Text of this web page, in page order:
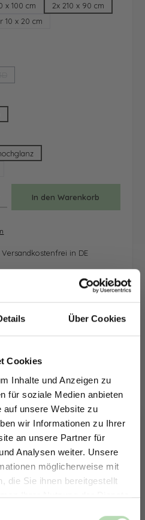
Über Cookies
Cookies
Inhalte und Anzeigen zu
für soziale Medien anbieten
auf unsere Website zu
wir Informationen zu Ihrer
an unsere Partner für
Analysen weiter. Unsere
möglicherweise mit
die Sie ihnen bereitgestellt
Ihrer Nutzung der Dienste
x 100 cm
2x 210 x 90 cm
10 x 20 cm
zurzeit nicht verfügbar.)
In den Warenkorb
in DE
RABATT AUF